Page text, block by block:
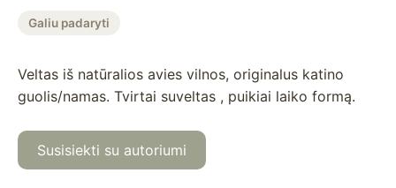
Galiu padaryti
Veltas iš natūralios avies vilnos, originalus katino
guolis/namas. Tvirtai suveltas , puikiai laiko formą.
Susisiekti su autoriumi